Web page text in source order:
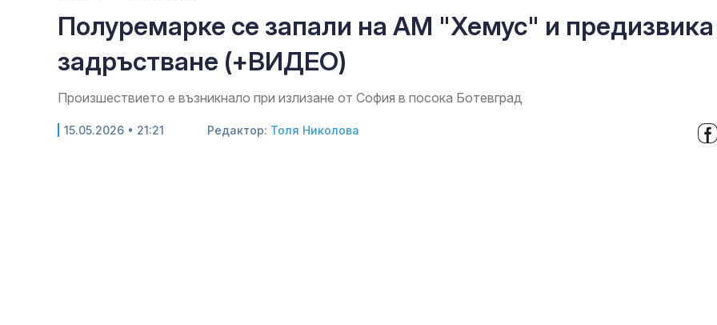
Полуремарке се запали на АМ "Хемус" и предизвика
задръстване (+ВИДЕО)
Произшествието е възникнало при излизане от София в посока Ботевград
15.05.2026 • 21:21 Редактор: Толя Николова